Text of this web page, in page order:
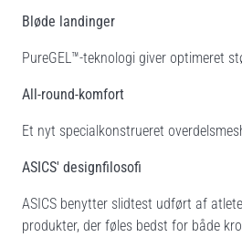
Bløde landinger
PureGEL™-teknologi giver optimeret
All-round-komfort
Et nyt specialkonstrueret
ASICS' designfilosofi
ASICS benytter slidtest udført af
produkter, der føles bedst for både